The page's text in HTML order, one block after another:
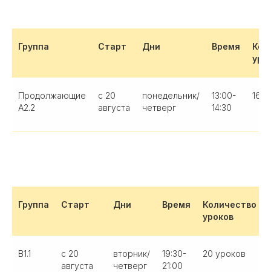
Группа Старт Дни Время
Продолжающие
А2.2
с 20
августа
понедельник/
четверг
13:00-
14:30
16
Группа Старт Дни Время
Количество
уроков
B1.1
с 20
августа
вторник/
четверг
19:30-
21:00
20 уроков